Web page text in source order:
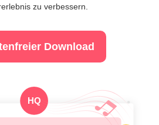
zu verbessern.
Download